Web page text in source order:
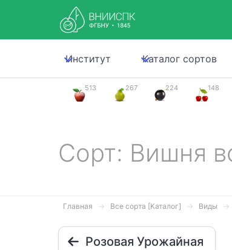
Институт Каталог сортов
513 267 224 148
Сорт: Вишня
Главная Все сорта [Каталог] Виды
Розовая Урожайная